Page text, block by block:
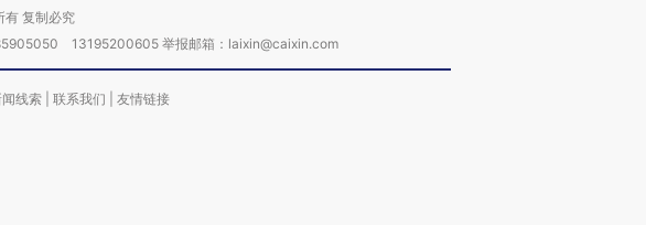
复制必究
13195200605 举报邮箱：laixin@caixin.com
线索 联系我们 友情链接